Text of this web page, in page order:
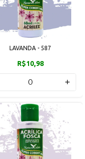
LAVANDA - 587
R$10,98
+